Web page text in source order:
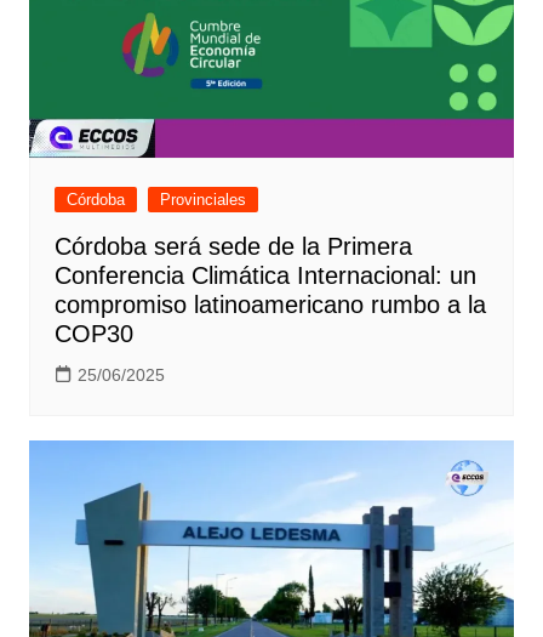
Córdoba Provinciales
Córdoba será sede de la Primera
Conferencia Climática Internacional: un
compromiso latinoamericano rumbo a la
COP30
25/06/2025